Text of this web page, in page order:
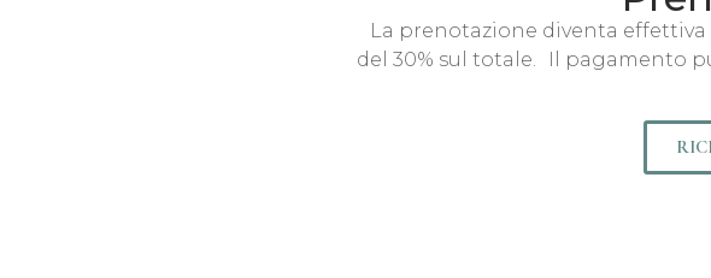
La prenotazione diventa
del 30% sul totale. Il pagamento